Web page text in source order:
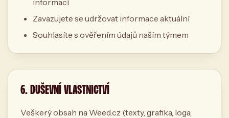
informací
Zavazujete se udržovat informace aktuální
Souhlasíte s ověřením údajů naším týmem
6. DUŠEVNÍ VLASTNICTVÍ
Veškerý obsah na Weed.cz (texty, grafika, loga,